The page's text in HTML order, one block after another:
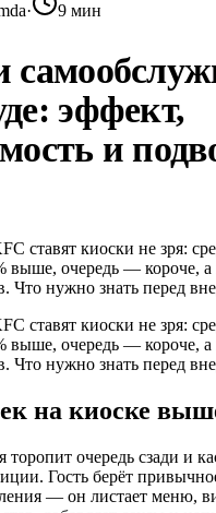
· 9 мин
эффект,
и
ставят киоски не зря:
выше, очередь — короче, а
Что нужно знать перед
ставят киоски не зря:
выше, очередь — короче, а
Что нужно знать перед
на киоске
торопит очередь сзади и
Гость берёт
— он листает меню,